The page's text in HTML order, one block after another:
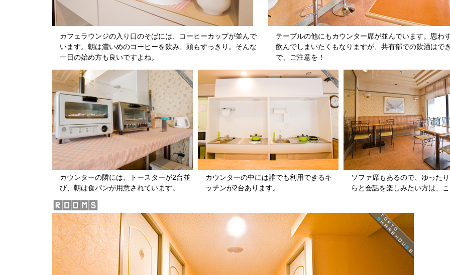
カフェラウンジの入り口のそばには、コーヒーカップが並んで
います。朝は濃いめのコーヒーを飲み、頭もすっきり。そんな
一日の始め方も良いですよね。
テーブルの他にもカウンター席が並んでいます。思わ
飲んでしまいたくもなりますが、共有部での飲酒はで
で、ご注意を！
カウンターの隣には、トースターが2台並
び、朝は食パンが用意されています。
カウンターの中には誰でも利用できるキ
ッチンが2台あります。
ソファ席もあるので、ゆった
らと会話を楽しみたい方は、